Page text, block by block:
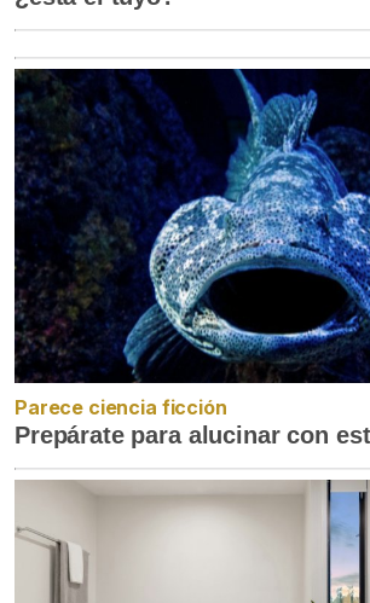
Parece ciencia ficción
Prepárate para alucinar con